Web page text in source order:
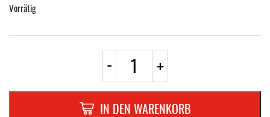
Vorrätig
- AUTOCOLLANT
200
mm
"PORT
+
IN DEN WARENKORB